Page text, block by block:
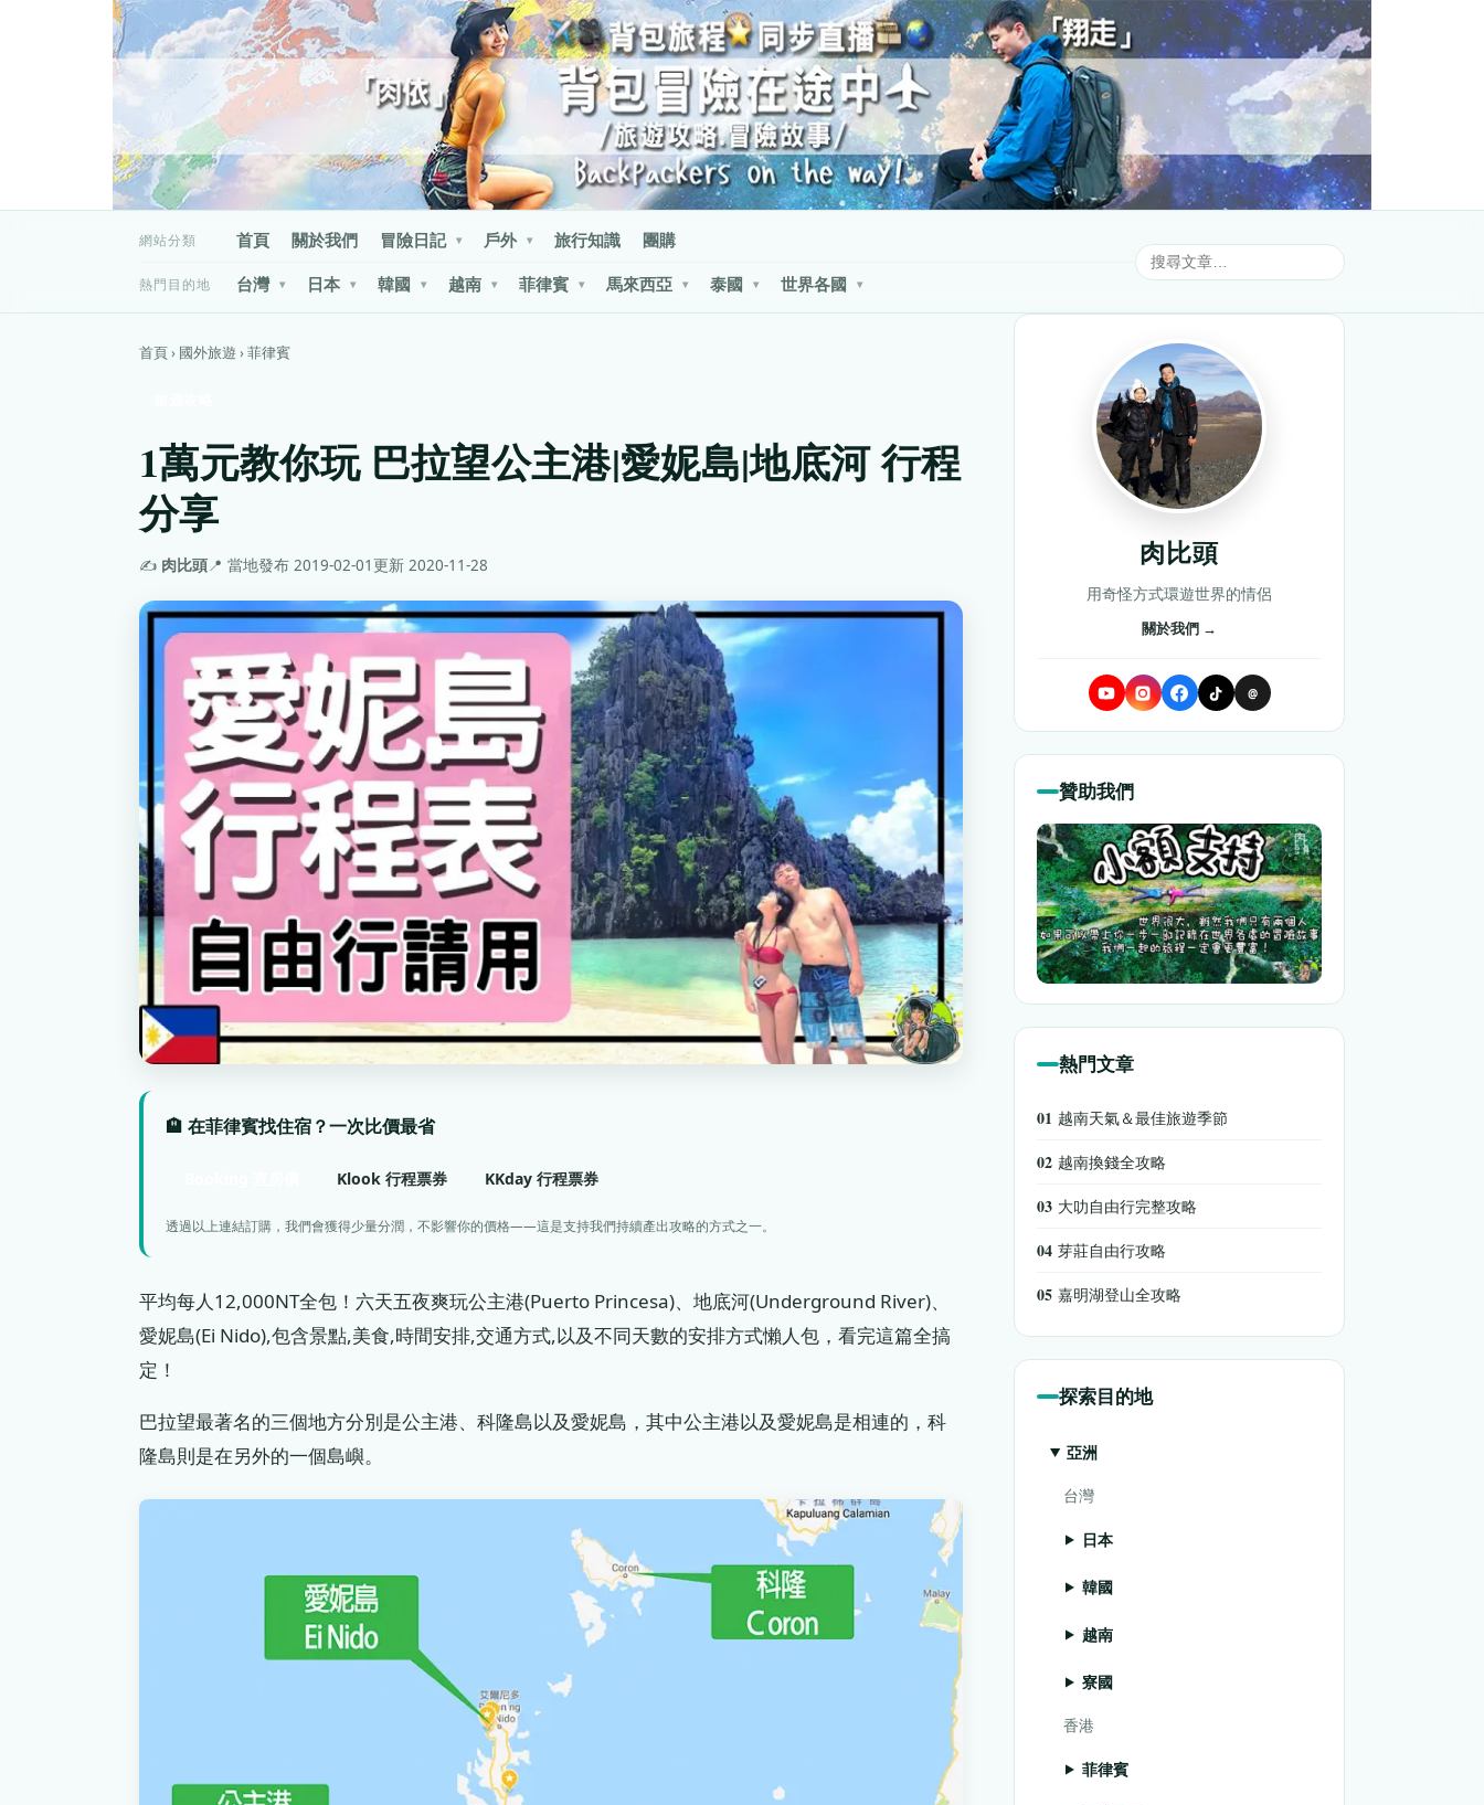
網站分類 首頁 關於我們 冒險日記 ▾ 戶外 ▾ 旅行知識 團購
熱門目的地 台灣 ▾ 日本 ▾ 韓國 ▾ 越南 ▾ 菲律賓 ▾ 馬來西亞 ▾ 泰國 ▾ 世界各國 ▾
首頁 › 國外旅遊 › 菲律賓
1萬元教你玩 巴拉望公主港|愛妮島|地底河 行程
分享
✍️ 肉比頭📍 當地發布 2019-02-01更新 2020-11-28
🏨 在菲律賓找住宿？一次比價最省
Klook 行程票券 KKday 行程票券
透過以上連結訂購，我們會獲得少量分潤，不影響你的價格——這是支持我們持續產出攻略的方式之一。
平均每人12,000NT全包！六天五夜爽玩公主港(Puerto Princesa)、地底河(Underground River)、
愛妮島(Ei Nido),包含景點,美食,時間安排,交通方式,以及不同天數的安排方式懶人包，看完這篇全搞
定！
巴拉望最著名的三個地方分別是公主港、科隆島以及愛妮島，其中公主港以及愛妮島是相連的，科
隆島則是在另外的一個島嶼。
肉比頭
用奇怪方式環遊世界的情侶
關於我們 →
@
贊助我們
熱門文章
01 越南天氣＆最佳旅遊季節
02 越南換錢全攻略
03 大叻自由行完整攻略
04 芽莊自由行攻略
05 嘉明湖登山全攻略
探索目的地
亞洲
台灣
日本
韓國
越南
寮國
香港
菲律賓